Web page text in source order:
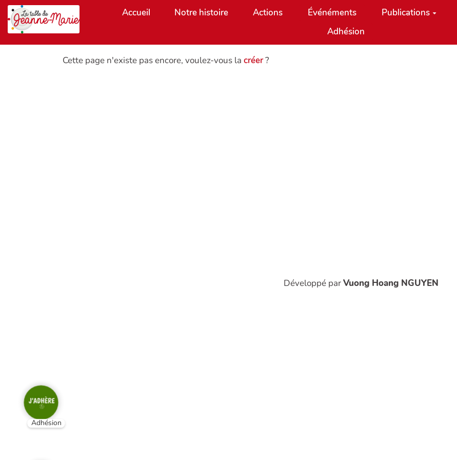
Aller au contenu principal Accueil Notre histoire Actions Événéments Publications
Adhésion
Cette page n'existe pas encore, voulez-vous la créer?
Développé parVuong Hoang NGUYEN
Adhésion